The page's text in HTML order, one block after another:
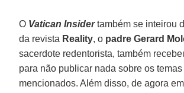
O Vatican Insidertambém se inteirou
da revista Reality, o padre Gerard
sacerdote redentorista, também
para não publicar nada sobre os
mencionados. Além disso, de agora